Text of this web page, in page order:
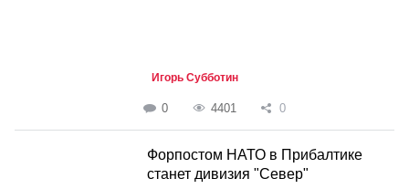
Игорь Субботин
0 4401 0
Форпостом НАТО в Прибалтике
станет дивизия "Север"